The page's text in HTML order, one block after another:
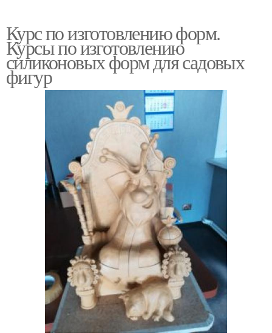
Курс по изготовлению форм.
Курсы по изготовлению
силиконовых форм для садовых
фигур